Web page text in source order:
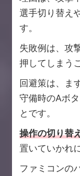
選手切り替え
す。
失敗例は、攻
押してしまう
回避策は、ま
守備時のAボ
とです。
操作の切り替
置いていかれ
ファミコンの